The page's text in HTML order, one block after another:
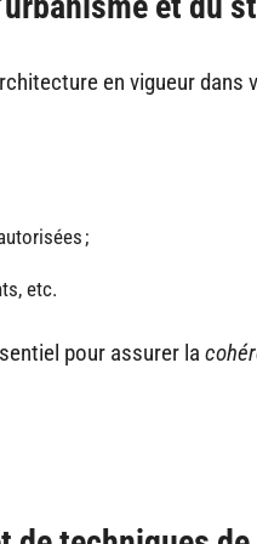
en vigueur
;
etc.
pour assurer la